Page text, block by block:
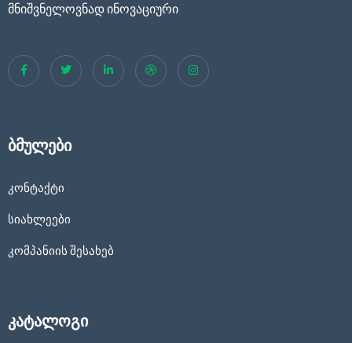
მნიშვნელოვნად ინოვაციური
ბმულები
კონტაქტი
სიახლეები
კომპანიის შესახებ
კატალოგი